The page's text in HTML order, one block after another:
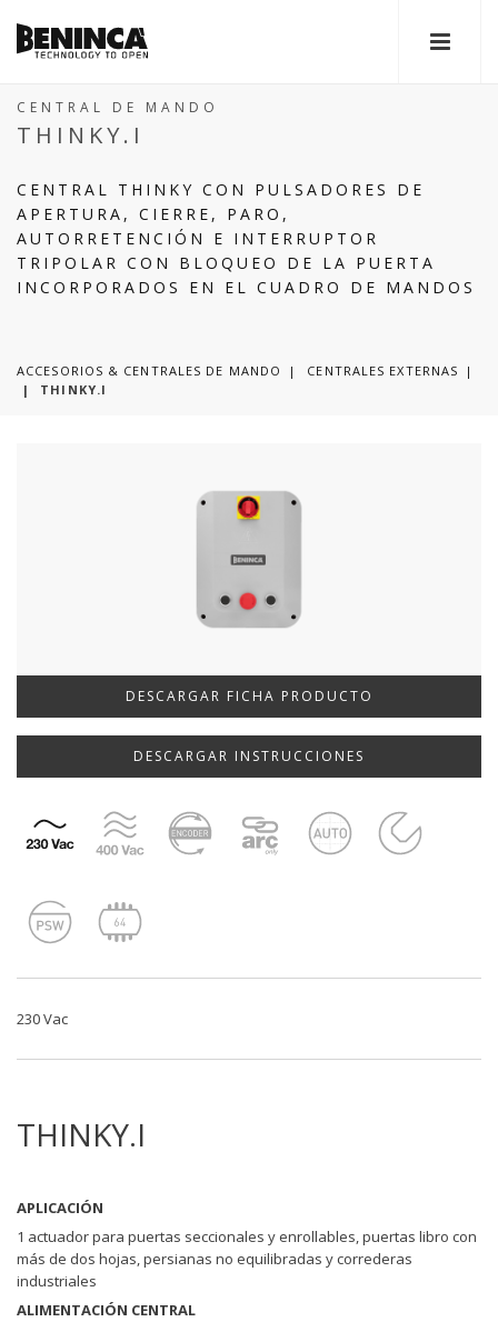
CENTRAL DE MANDO
THINKY.I
CENTRAL THINKY CON PULSADORES DE
APERTURA, CIERRE, PARO,
AUTORRETENCIÓN E INTERRUPTOR
TRIPOLAR CON BLOQUEO DE LA PUERTA
INCORPORADOS EN EL CUADRO DE MANDOS
ACCESORIOS & CENTRALES DE MANDO
CENTRALES EXTERNAS
|
THINKY.I
DESCARGAR FICHA PRODUCTO
DESCARGAR INSTRUCCIONES
230 Vac
THINKY.I
APLICACIÓN
1 actuador para puertas seccionales y enrollables, puertas libro con
más de dos hojas, persianas no equilibradas y correderas
industriales
ALIMENTACIÓN CENTRAL